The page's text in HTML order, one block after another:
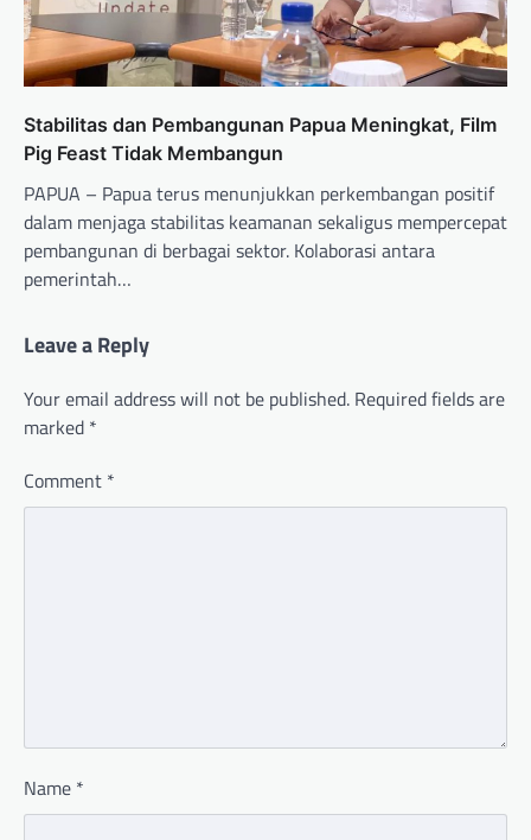
Stabilitas dan Pembangunan Papua Meningkat, Film
Pig Feast Tidak Membangun
PAPUA – Papua terus menunjukkan perkembangan positif
dalam menjaga stabilitas keamanan sekaligus mempercepat
pembangunan di berbagai sektor. Kolaborasi antara
pemerintah…
Leave a Reply
Your email address will not be published. Required fields are
marked *
Comment *
Name *